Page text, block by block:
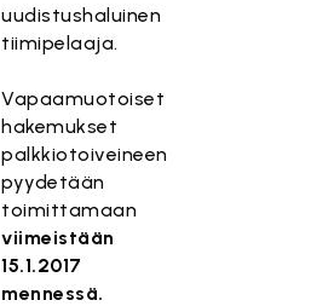
uudistushaluinen
tiimipelaaja.
Vapaamuotoiset
hakemukset
palkkiotoiveineen
pyydetään
toimittamaan
viimeistään
15.1.2017
mennessä.